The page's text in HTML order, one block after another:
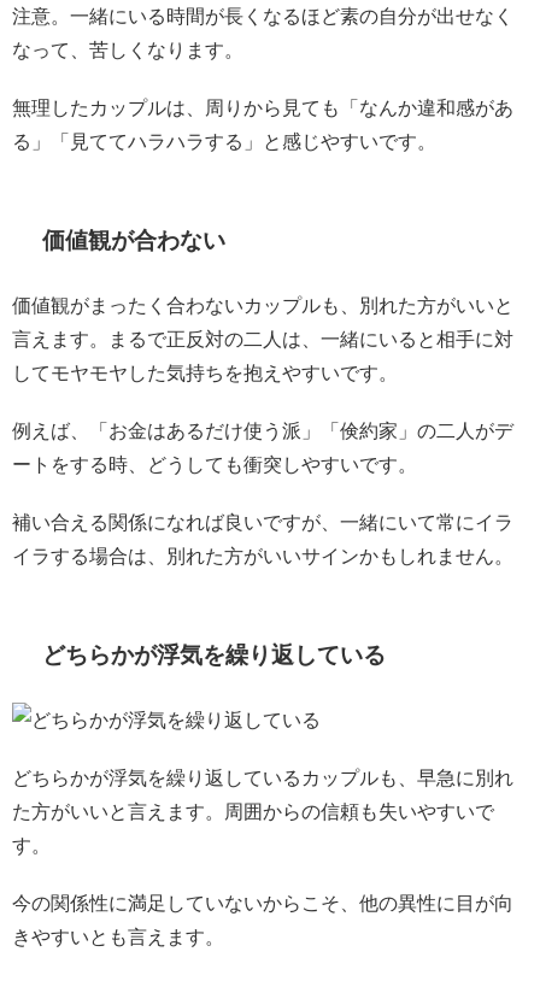
注意。一緒にいる時間が長くなるほど素の自分が出せなく
なって、苦しくなります。
無理したカップルは、周りから見ても「なんか違和感があ
る」「見ててハラハラする」と感じやすいです。
価値観が合わない
価値観がまったく合わないカップルも、別れた方がいいと
言えます。まるで正反対の二人は、一緒にいると相手に対
してモヤモヤした気持ちを抱えやすいです。
例えば、「お金はあるだけ使う派」「倹約家」の二人がデ
ートをする時、どうしても衝突しやすいです。
補い合える関係になれば良いですが、一緒にいて常にイラ
イラする場合は、別れた方がいいサインかもしれません。
どちらかが浮気を繰り返している
どちらかが浮気を繰り返しているカップルも、早急に別れ
た方がいいと言えます。周囲からの信頼も失いやすいで
す。
今の関係性に満足していないからこそ、他の異性に目が向
きやすいとも言えます。